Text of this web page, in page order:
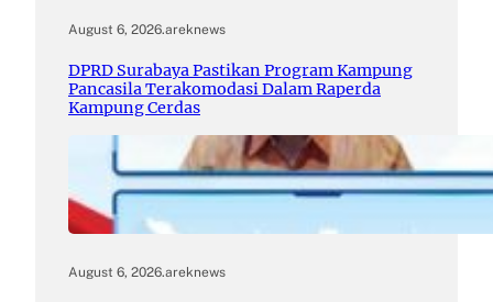
August 6, 2026.areknews
DPRD Surabaya Pastikan Program Kampung
Pancasila Terakomodasi Dalam Raperda
Kampung Cerdas
August 6, 2026.areknews